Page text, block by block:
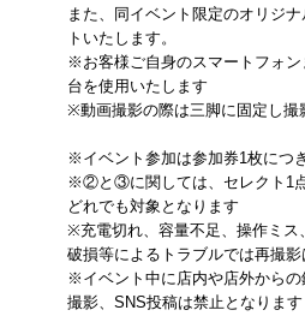
また、同イベント限定のオリジ
トいたします。
※お客様ご自身のスマートフォン
台を使用いたします
※動画撮影の際は三脚に固定し撮
※イベント参加は参加券1枚につ
※②と③に関しては、セレクト1
どれでも対象となります
※充電切れ、容量不足、操作ミス
破損等によるトラブルでは再撮
※イベント中に店内や店外から
撮影、SNS投稿は禁止となります